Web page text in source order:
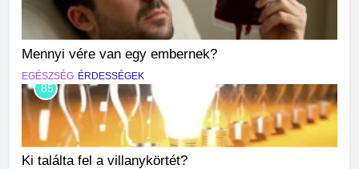
Mennyi vére van egy embernek?
EGÉSZSÉG ÉRDESSÉGEK
85
Ki találta fel a villanykörtét?